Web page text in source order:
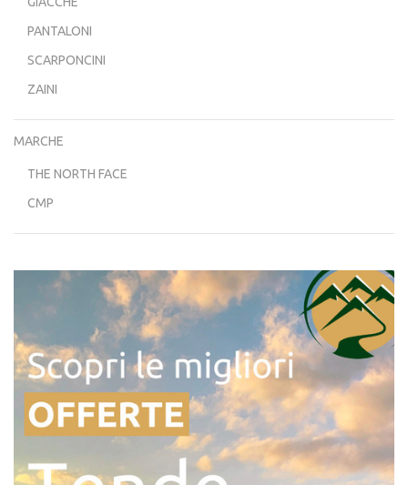
PANTALONI
SCARPONCINI
ZAINI
MARCHE
THE NORTH FACE
CMP